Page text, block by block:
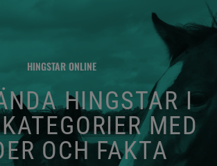
HINGSTAR ONLINE
HINGSTAR I
MED
OCH FAKTA